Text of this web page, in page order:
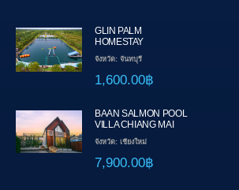
GLIN PALM
HOMESTAY
จังหวัด: จันทบุรี
1,600.00฿
BAAN SALMON POOL
VILLA CHIANG MAI
จังหวัด: เชียงใหม่
7,900.00฿